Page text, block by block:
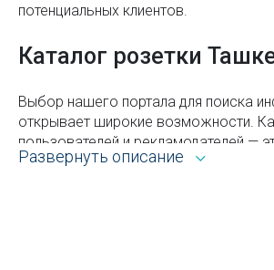
Карта Ташкентского метро
Получение и замена ID-карты в
Станция метро Алишера Навои
Виды огнетушителей и их
потенциальных клиентов.
Каталог розетки
Выбор нашего портала для поиска
открывает широкие возможности.
пользователей и рекламодателей —
Развернуть описание